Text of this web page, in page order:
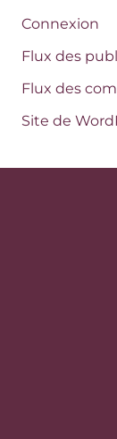
Connexion
Flux des
Flux des
Site de